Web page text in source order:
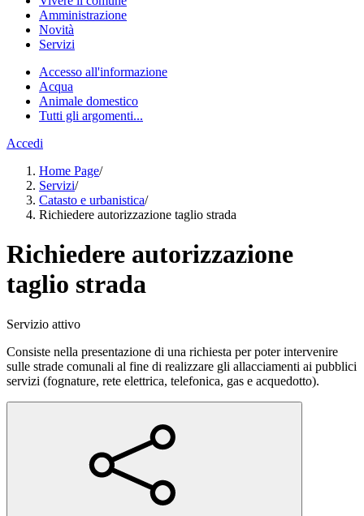
Amministrazione
Novità
Servizi
Accesso all'informazione
Acqua
Animale domestico
Tutti gli argomenti...
Accedi
Home Page/
Servizi/
Catasto e urbanistica/
Richiedere autorizzazione taglio strada
Richiedere autorizzazione
taglio strada
Servizio attivo
Consiste nella presentazione di una richiesta per poter intervenire
sulle strade comunali al fine di realizzare gli allacciamenti ai pubblici
servizi (fognature, rete elettrica, telefonica, gas e acquedotto).